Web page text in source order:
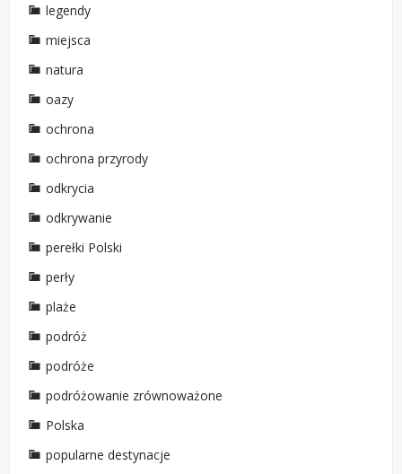
legendy
miejsca
natura
oazy
ochrona
ochrona przyrody
odkrycia
odkrywanie
perełki Polski
perły
plaże
podróż
podróże
podróżowanie zrównoważone
Polska
popularne destynacje